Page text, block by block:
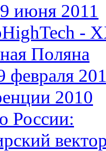
июня 2011
-
Поляна
февраля
2010
России: